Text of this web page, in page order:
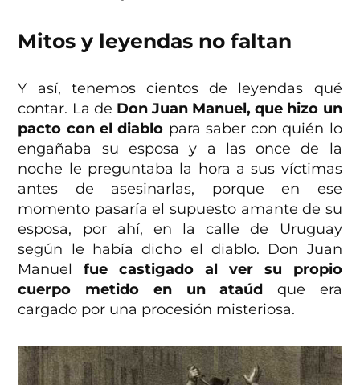
Mitos y leyendas no faltan
Y así, tenemos cientos de leyendas qué
contar. La de Don Juan Manuel, que hizo un
pacto con el diablo para saber con quién lo
engañaba su esposa y a las once de la
noche le preguntaba la hora a sus víctimas
antes de asesinarlas, porque en ese
momento pasaría el supuesto amante de su
esposa, por ahí, en la calle de Uruguay
según le había dicho el diablo. Don Juan
Manuelfue castigado al ver su propio
cuerpo metido en un ataúd que era
cargado por una procesión misteriosa.